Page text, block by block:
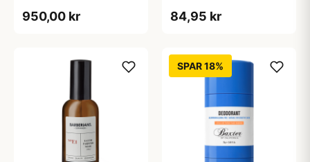
950,00 kr 84,95 kr
SPAR 18%